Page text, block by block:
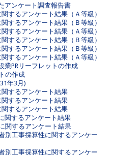
アンケート調査報告書
するアンケート結果（Ａ等級）
するアンケート結果（Ｂ等級）
するアンケート結果（Ａ等級）
するアンケート結果（Ｂ等級）
するアンケート結果（Ｂ等級）
するアンケート結果（Ａ等級）
業PRリーフレットの作成
の作成
年3月)
するアンケート結果
するアンケート結果
するアンケート結果
関するアンケート結果
関するアンケート結果
別工事採算性に関するアンケー
別工事採算性に関するアンケー